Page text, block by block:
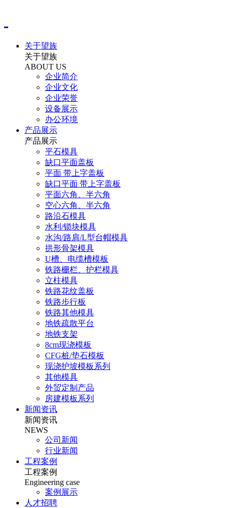
关于望族
关于望族
ABOUT US
企业简介
企业文化
企业荣誉
设备展示
办公环境
产品展示
产品展示
平石模具
缺口平面盖板
平面 带上字盖板
缺口平面 带上字盖板
平面六角、半六角
空心六角、半六角
路沿石模具
水利/锁块模具
水沟/路肩/L型台帽模具
拱形骨架模具
U槽、电缆槽模板
铁路栅栏、护栏模具
立柱模具
铁路花纹盖板
铁路步行板
铁路其他模具
地铁疏散平台
地铁支架
8cm现浇模板
CFG桩/垫石模板
现浇护坡模板系列
其他模具
外贸定制产品
房建模板系列
新闻资讯
新闻资讯
NEWS
公司新闻
行业新闻
工程案例
工程案例
Engineering case
案例展示
人才招聘